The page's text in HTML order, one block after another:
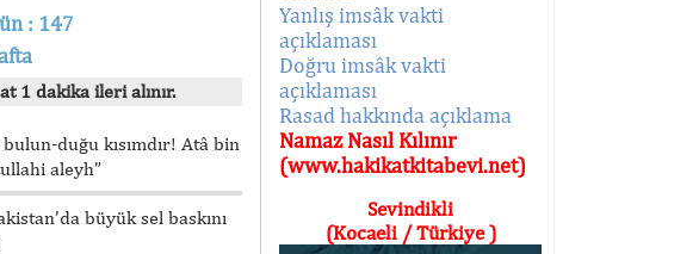
: 147
1 dakika ileri alınır.
duğu kısımdır! Atâ bin
aleyh”
büyük sel baskını
Yanlış imsâk vakti
açıklaması
Doğru imsâk vakti
açıklaması
Rasad hakkında açıklama
Namaz Nasıl Kılınır
(www.hakikatkitabevi.net)
Sevindikli
(Kocaeli / Türkiye )